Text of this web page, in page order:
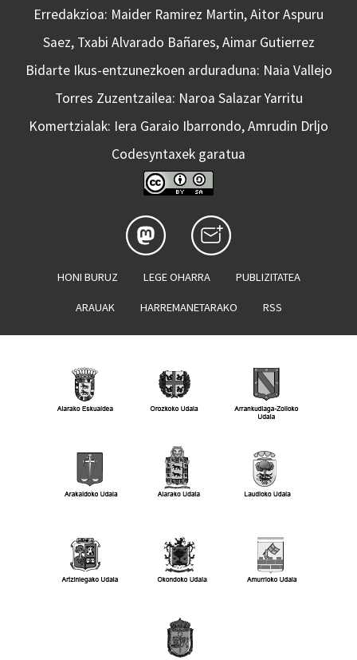
Erredakzioa: Maider Ramirez Martin, Aitor Aspuru
Saez, Txabi Alvarado Bañares, Aimar Gutierrez
Bidarte Ikus-entzunezkoen arduraduna: Naia Vallejo
Torres Zuzentzailea: Naroa Salazar Yarritu
Komertzialak: Iera Garaio Ibarrondo, Amrudin Drljo
Codesyntaxek garatua
HONI BURUZ LEGE OHARRA PUBLIZITATEA
ARAUAK HARREMANETARAKO RSS